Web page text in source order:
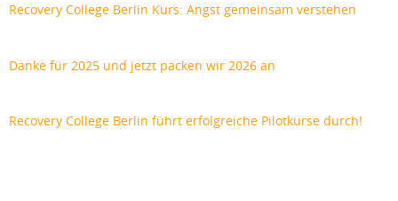
Recovery College Berlin Kurs: Angst gemeinsam verstehen
Danke für 2025 und jetzt packen wir 2026 an
Recovery College Berlin führt erfolgreiche Pilotkurse durch!